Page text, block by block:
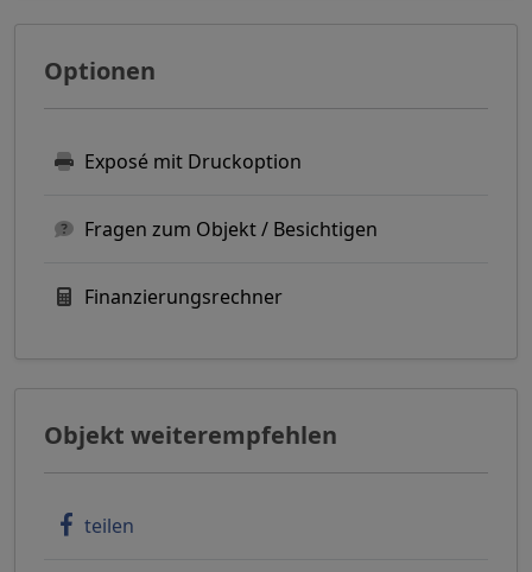
Optionen
Exposé mit Druckoption
Fragen zum Objekt / Besichtigen
Finanzierungsrechner
Objekt weiterempfehlen
teilen